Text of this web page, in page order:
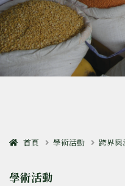
首頁 學術活動 跨界與
學術活動